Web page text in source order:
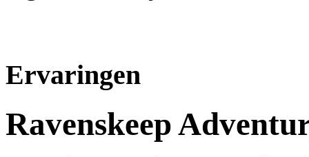
Ervaringen
Ravenskeep